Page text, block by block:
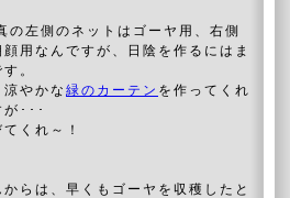
の左側のネットはゴーヤ用、右側
用なんですが、日陰を作るにはま
。
やかな 緑のカーテン を作ってくれ
･･･
くれ～！
らは、早くもゴーヤを収穫したと